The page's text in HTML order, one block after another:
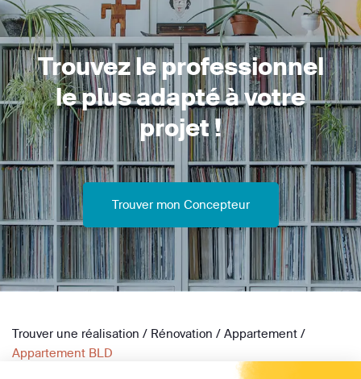
Trouvez le professionnel
le plus adapté à votre
projet !
Trouver mon Concepteur
Trouver une réalisation / Rénovation / Appartement /
Appartement BLD